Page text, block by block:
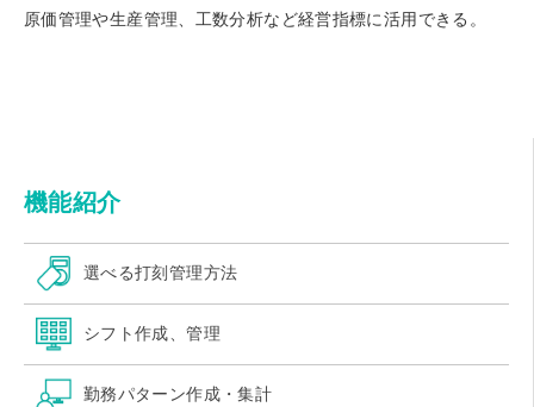
機能紹介
選べる打刻管理方法
シフト作成、管理
勤務パターン作成・集計
原価管理や生産管理、工数分析など経営指標に活用できる。